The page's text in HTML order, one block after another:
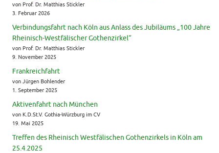
von Prof. Dr. Matthias Stickler
3. Februar 2026
Verbindungsfahrt nach Köln aus Anlass des Jubiläums „100 Jahre
Rheinisch-Westfälischer Gothenzirkel“
von Prof. Dr. Matthias Stickler
9. November 2025
Frankreichfahrt
von Jürgen Bohlender
1. September 2025
Aktivenfahrt nach München
von K.D.St.V. Gothia-Würzburg im CV
19. Mai 2025
Treffen des Rheinisch Westfälischen Gothenzirkels in Köln am
25.4.2025